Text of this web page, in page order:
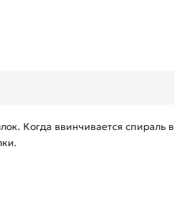
Когда ввинчивается спираль в